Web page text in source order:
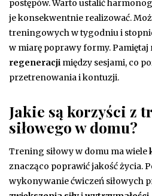
postępów. Warto ustalić
je konsekwentnie realizować.
treningowych w tygodniu i
w miarę poprawy formy. Pamiętaj
regeneracji między sesjami, co
przetrenowania i kontuzji.
Jakie są korzyści z
siłowego w domu?
Trening siłowy w domu ma wiele
znacząco poprawić jakość życia.
wykonywanie ćwiczeń siłowych